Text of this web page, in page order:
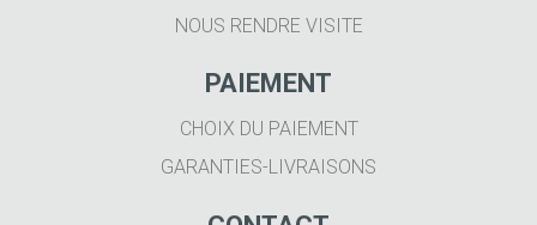
NOUS RENDRE VISITE
PAIEMENT
CHOIX DU PAIEMENT
GARANTIES-LIVRAISONS